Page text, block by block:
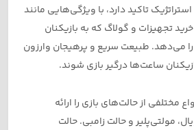
تاکید دارد، با ویژگی‌هایی مانند
تجهیزات و گولاگ که به بازیکنان
طبیعت سریع و پرهیجان وارزون
ساعت‌ها درگیر بازی شوند.
از حالت‌های بازی را ارائه
مولتی‌پلیر و حالت زامبی. حالت